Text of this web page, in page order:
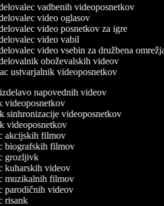
vadbenih videoposnetkov
video oglasov
video posnetkov za igre
video vabil
video vsebin za družbena omrežja
oboževalskih videov
ustvarjalnik videoposnetkov
izdelavo napovednih videov
videoposnetkov
sinhronizacije videoposnetkov
videoposnetkov
akcijskih filmov
biografskih filmov
grozljivk
kuharskih videov
muzikalnih filmov
parodičnih videov
risank